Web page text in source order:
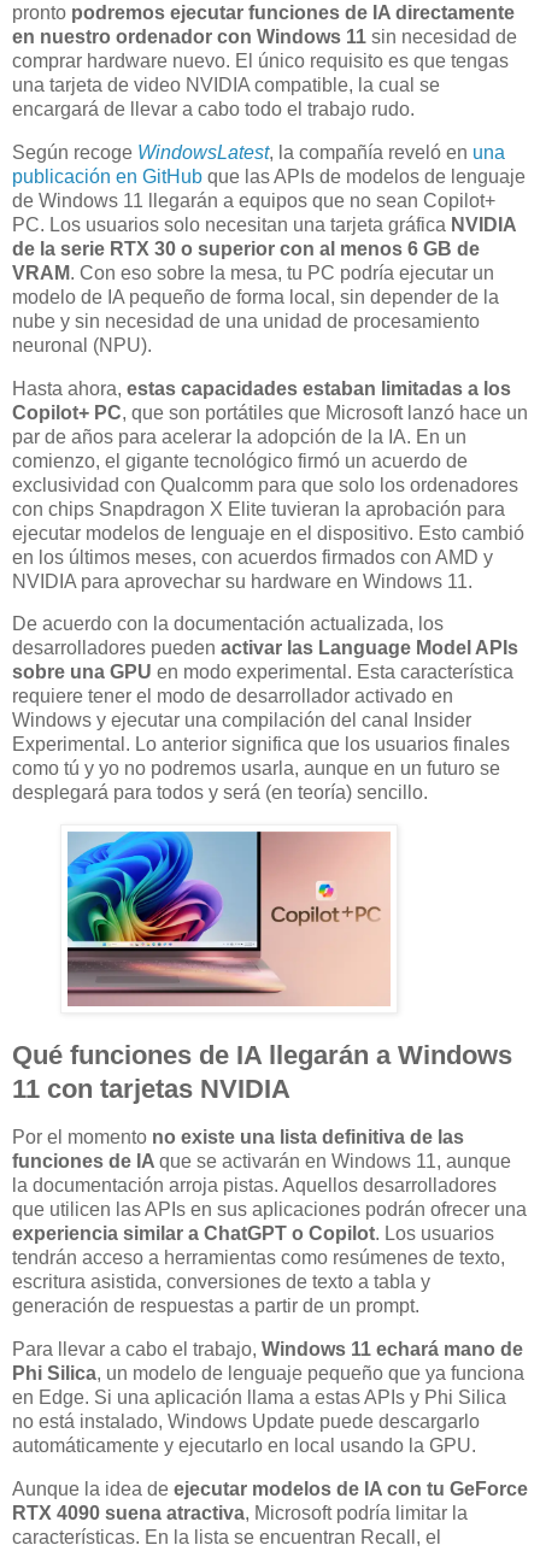
pronto podremos ejecutar funciones de IA directamente
en nuestro ordenador con Windows 11 sin necesidad de
comprar hardware nuevo. El único requisito es que tengas
una tarjeta de video NVIDIA compatible, la cual se
encargará de llevar a cabo todo el trabajo rudo.
Según recoge WindowsLatest, la compañía reveló en una
publicación en GitHub que las APIs de modelos de lenguaje
de Windows 11 llegarán a equipos que no sean Copilot+
PC. Los usuarios solo necesitan una tarjeta gráfica NVIDIA
de la serie RTX 30 o superior con al menos 6 GB de
VRAM. Con eso sobre la mesa, tu PC podría ejecutar un
modelo de IA pequeño de forma local, sin depender de la
nube y sin necesidad de una unidad de procesamiento
neuronal (NPU).
Hasta ahora, estas capacidades estaban limitadas a los
Copilot+ PC, que son portátiles que Microsoft lanzó hace un
par de años para acelerar la adopción de la IA. En un
comienzo, el gigante tecnológico firmó un acuerdo de
exclusividad con Qualcomm para que solo los ordenadores
con chips Snapdragon X Elite tuvieran la aprobación para
ejecutar modelos de lenguaje en el dispositivo. Esto cambió
en los últimos meses, con acuerdos firmados con AMD y
NVIDIA para aprovechar su hardware en Windows 11.
De acuerdo con la documentación actualizada, los
desarrolladores pueden activar las Language Model APIs
sobre una GPU en modo experimental. Esta característica
requiere tener el modo de desarrollador activado en
Windows y ejecutar una compilación del canal Insider
Experimental. Lo anterior significa que los usuarios finales
como tú y yo no podremos usarla, aunque en un futuro se
desplegará para todos y será (en teoría) sencillo.
Qué funciones de IA llegarán a Windows
11 con tarjetas NVIDIA
Por el momento no existe una lista definitiva de las
funciones de IA que se activarán en Windows 11, aunque
la documentación arroja pistas. Aquellos desarrolladores
que utilicen las APIs en sus aplicaciones podrán ofrecer una
experiencia similar a ChatGPT o Copilot. Los usuarios
tendrán acceso a herramientas como resúmenes de texto,
escritura asistida, conversiones de texto a tabla y
generación de respuestas a partir de un prompt.
Para llevar a cabo el trabajo, Windows 11 echará mano de
Phi Silica, un modelo de lenguaje pequeño que ya funciona
en Edge. Si una aplicación llama a estas APIs y Phi Silica
no está instalado, Windows Update puede descargarlo
automáticamente y ejecutarlo en local usando la GPU.
Aunque la idea de ejecutar modelos de IA con tu GeForce
RTX 4090 suena atractiva, Microsoft podría limitar la
características. En la lista se encuentran Recall, el